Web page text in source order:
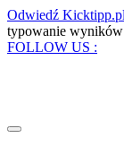
Skip
to
content
Odwiedź Kicktipp.pl
typowanie
FOLLOW US :
Open